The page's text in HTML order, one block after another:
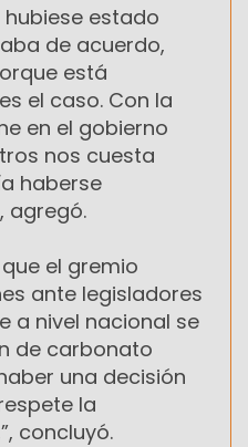
hubiese estado
de acuerdo,
está
el caso. Con la
en el gobierno
nos cuesta
haberse
agregó.
el gremio
ante legisladores
a nivel nacional se
de carbonato
una decisión
la
concluyó.